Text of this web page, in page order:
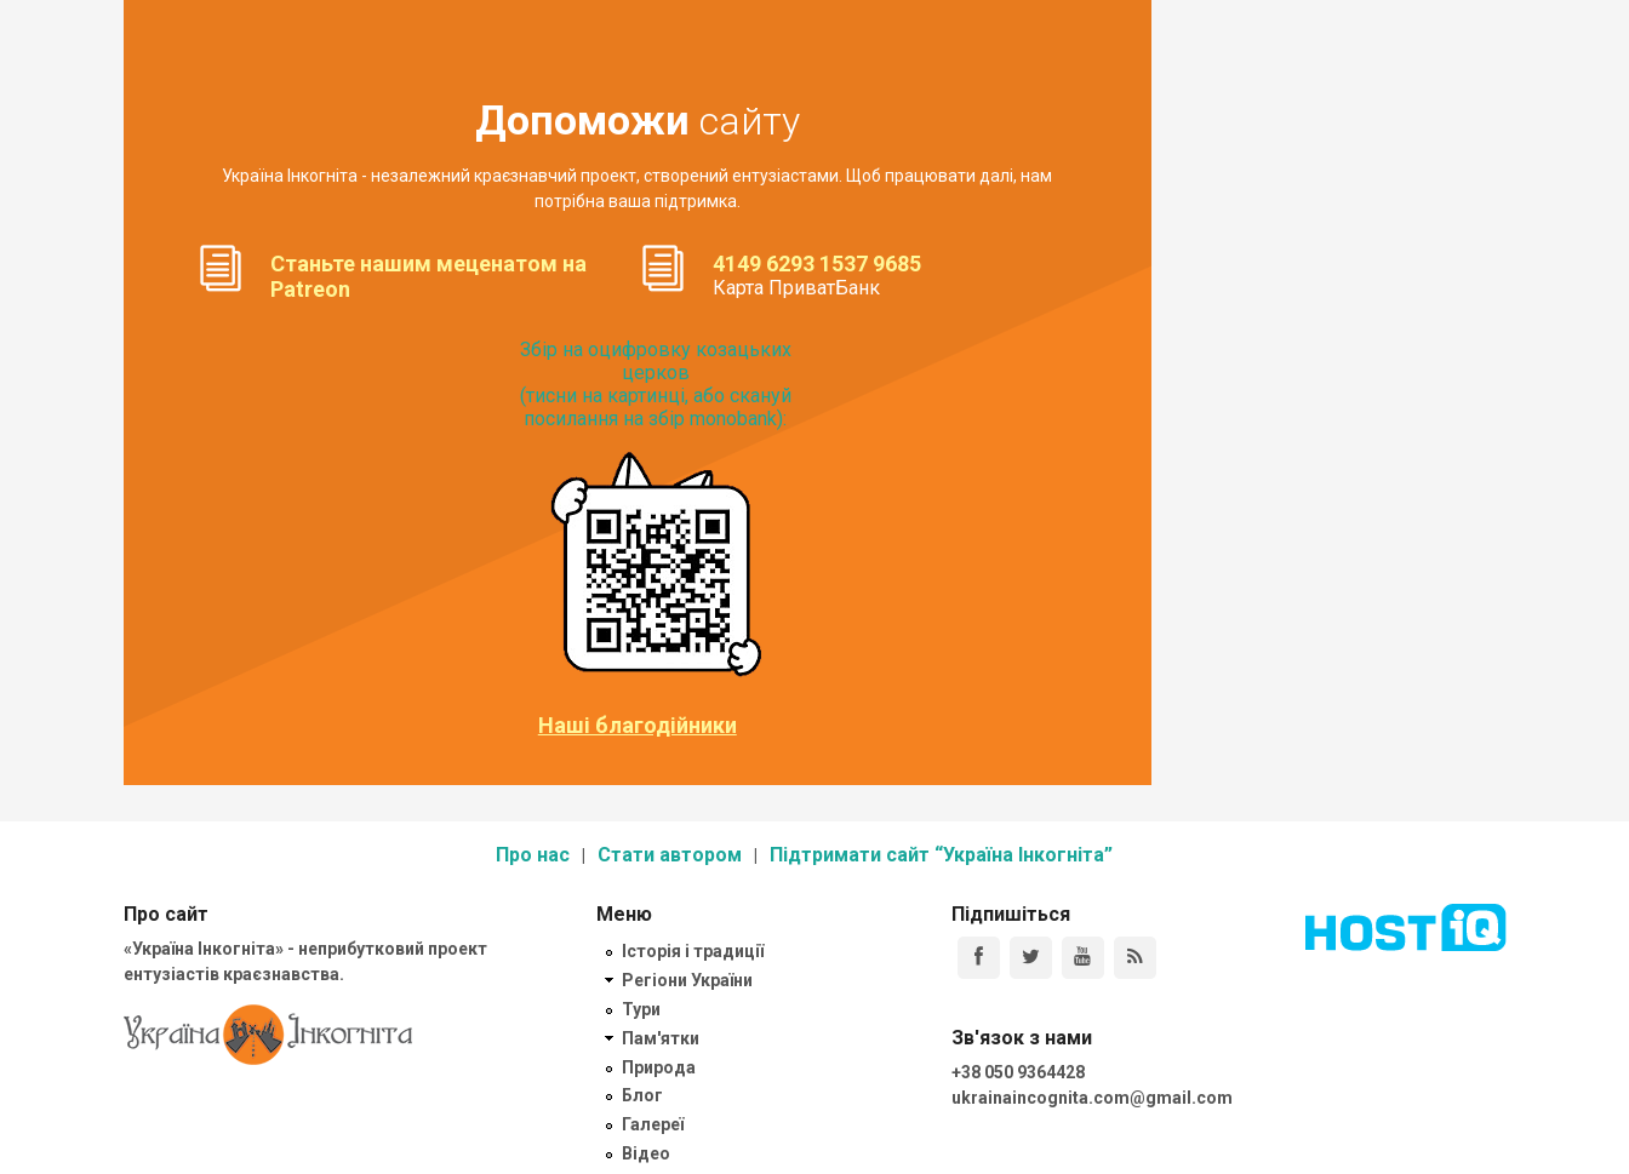
Допоможи сайту
Україна Інкогніта - незалежний краєзнавчий проект, створений ентузіастами. Щоб працювати далі, нам
потрібна ваша підтримка.
Станьте нашим меценатом на
Patreon
4149 6293 1537 9685
Карта ПриватБанк
Збір на оцифровку козацьких
церков
(тисни на картинці, або скануй
посилання на збір monobank):
Наші благодійники
Про нас Стати автором Підтримати сайт “Україна Інкогніта”
Про сайт
«Україна Інкогніта» - неприбутковий проект
ентузіастів краєзнавства.
Меню
Історія і традиції
Регіони України
Тури
Пам'ятки
Природа
Блог
Галереї
Відео
Підпишіться
Зв'язок з нами
+38 050 9364428
ukrainaincognita.com@gmail.com